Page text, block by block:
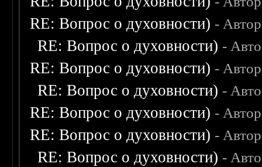
RE: Вопрос о духовности) -
RE: Вопрос о духовности) -
RE: Вопрос о духовности) -
RE: Вопрос о духовности) -
RE: Вопрос о духовности) -
RE: Вопрос о духовности) -
RE: Вопрос о духовности) -